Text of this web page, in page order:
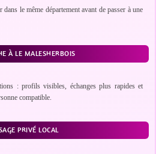
le même département avant de passer à une
À LE MALESHERBOIS
: profils visibles, échanges plus rapides et
compatible.
PRIVÉ LOCAL